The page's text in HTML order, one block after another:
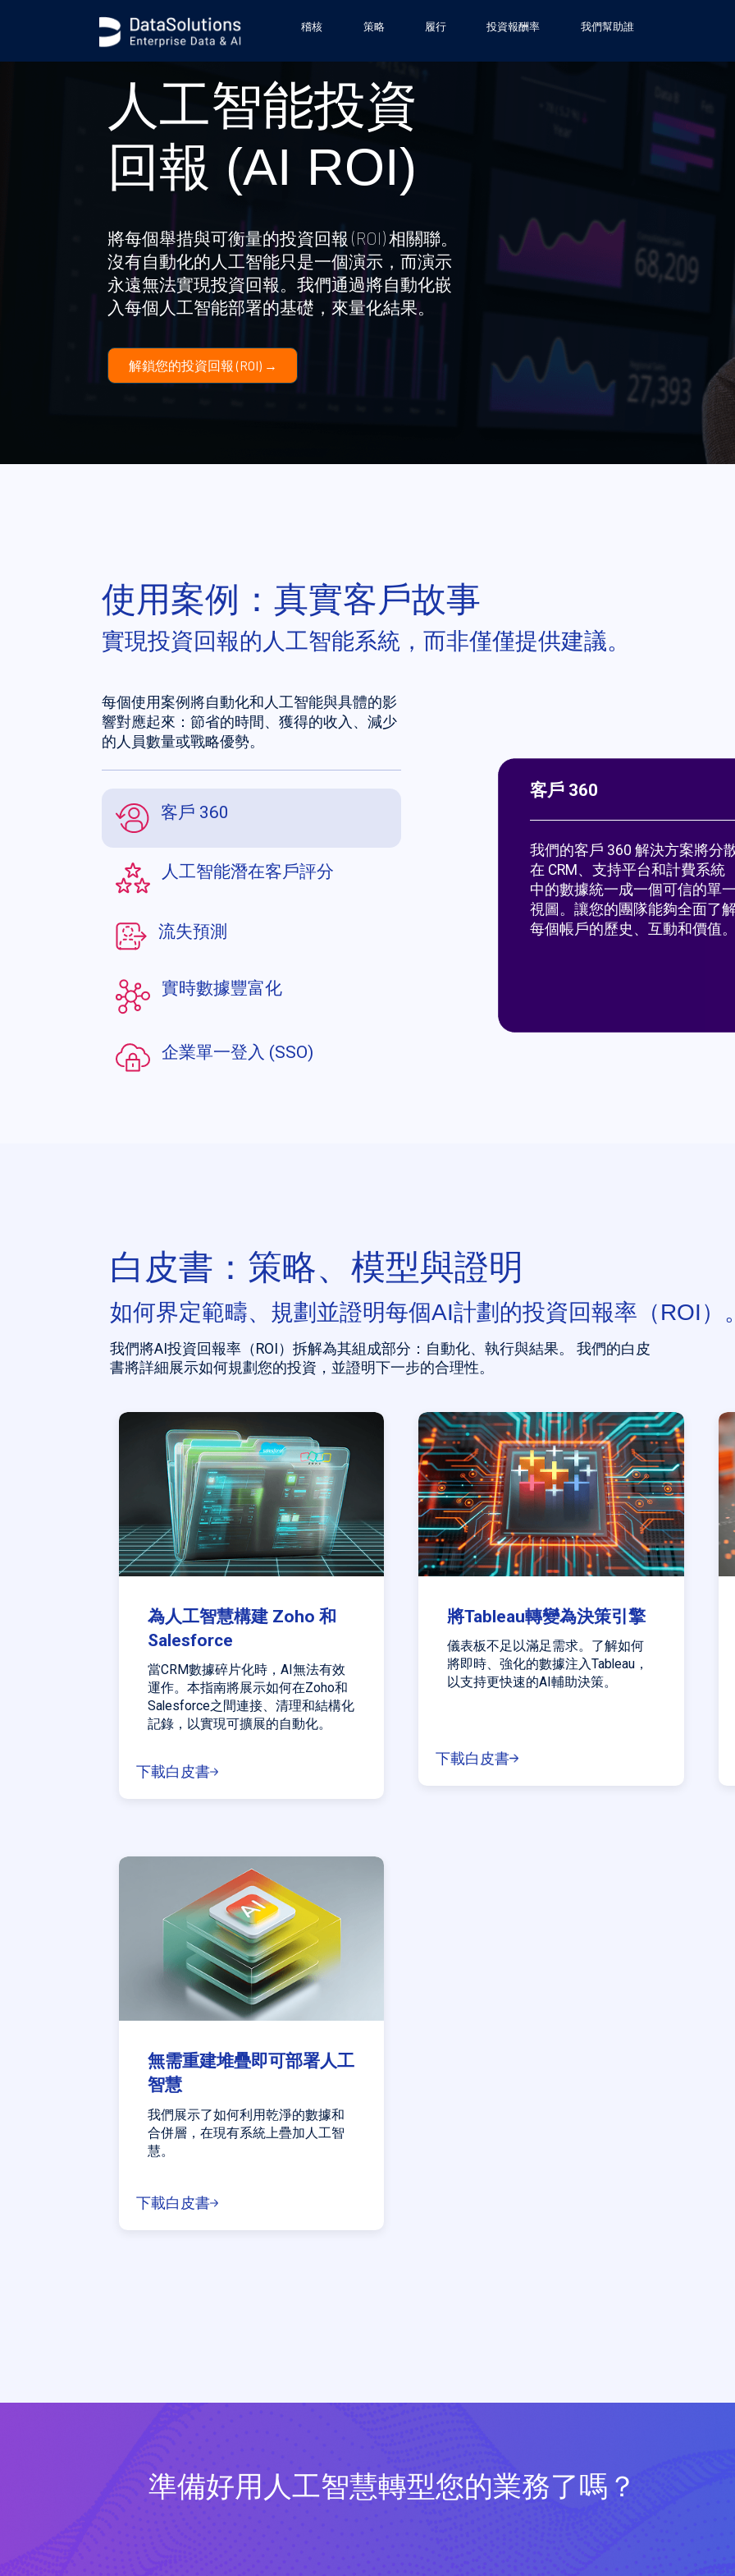
稽核 策略 履行 投資報酬率 我們幫助誰
人工智能投資
回報 (AI ROI)
將每個舉措與可衡量的投資回報 (ROI) 相關聯。
沒有自動化的人工智能只是一個演示，而演示
永遠無法實現投資回報。我們通過將自動化嵌
入每個人工智能部署的基礎，來量化結果。
解鎖您的投資回報 (ROI) →
使用案例：真實客戶故事
實現投資回報的人工智能系統，而非僅僅提供建議。
每個使用案例將自動化和人工智能與具體的影
響對應起來：節省的時間、獲得的收入、減少
的人員數量或戰略優勢。
客戶 360
人工智能潛在客戶評分
流失預測
實時數據豐富化
企業單一登入 (SSO)
客戶 360
我們的客戶 360 解決方案將分
在 CRM、支持平台和計費系統
中的數據統一成一個可信的單
視圖。讓您的團隊能夠全面了
每個帳戶的歷史、互動和價值
白皮書：策略、模型與證明
如何界定範疇、規劃並證明每個AI計劃的投資回報率（ROI）
我們將AI投資回報率（ROI）拆解為其組成部分：自動化、執行與結果。 我們的白皮
書將詳細展示如何規劃您的投資，並證明下一步的合理性。
為人工智慧構建 Zoho 和
Salesforce
當CRM數據碎片化時，AI無法有效
運作。本指南將展示如何在Zoho和
Salesforce之間連接、清理和結構化
記錄，以實現可擴展的自動化。
下載白皮書
將Tableau轉變為決策引擎
儀表板不足以滿足需求。了解如何
將即時、強化的數據注入Tableau，
以支持更快速的AI輔助決策。
下載白皮書
無需重建堆疊即可部署人工
智慧
我們展示了如何利用乾淨的數據和
合併層，在現有系統上疊加人工智
慧。
下載白皮書
準備好用人工智慧轉型您的業務了嗎？